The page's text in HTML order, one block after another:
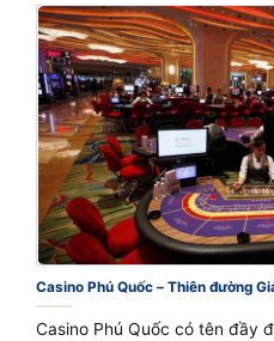
Casino Phú Quốc – Thiên đường
Casino Phú Quốc có tên đầy